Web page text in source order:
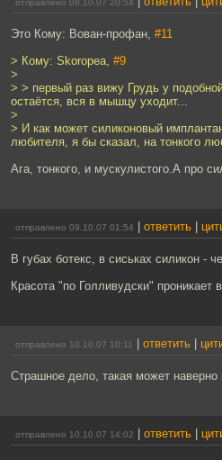
отправлено 08.10.07 20:54
Это Кому: Вован-профан, #11
> Кому: Skoropea, #9
>
> > первый раз вижу Грудь у
остаётся, вся в мышцу уходит...
>
> И как может силиконовый
любителя, я бы сказал, на тонкого
Ага, тонкого, и мускулистого.А про
отправлено 09.10.07 01:54 ответить
В губах ботекс, в сиськах силикон -
Красота "по Голливудски"
отправлено 10.10.07 10:11 ответить
Страшное дело, такая может
отправлено 10.10.07 14:02 ответить